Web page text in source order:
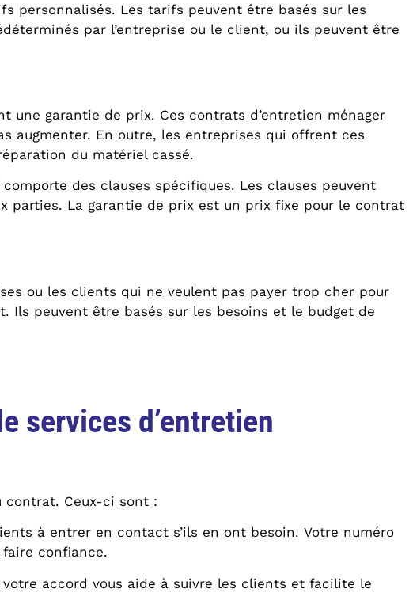
personnalisés. Les tarifs peuvent être basés sur les
par l’entreprise ou le client, ou ils peuvent être
une garantie de prix. Ces contrats d’entretien ménager
augmenter. En outre, les entreprises qui offrent ces
du matériel cassé.
des clauses spécifiques. Les clauses peuvent
parties. La garantie de prix est un prix fixe pour le contrat
ou les clients qui ne veulent pas payer trop cher pour
Ils peuvent être basés sur les besoins et le budget de
services d’entretien
contrat. Ceux-ci sont :
à entrer en contact s’ils en ont besoin. Votre numéro
confiance.
accord vous aide à suivre les clients et facilite le